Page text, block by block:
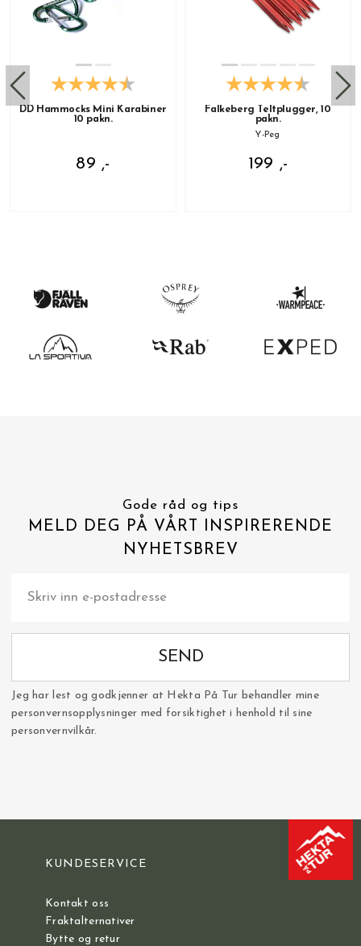
DD Hammocks Mini Karabiner
10 pakn.
89 ,-
Falkeberg Teltplugger, 10
pakn.
Y-Peg
199 ,-
Gode råd og tips
MELD DEG PÅ VÅRT INSPIRERENDE
NYHETSBREV
SEND
Jeg har lest og godkjenner at Hekta På Tur behandler mine
personvernsopplysninger med forsiktighet i henhold til sine
personvernvilkår.
KUNDESERVICE
Kontakt oss
Fraktalternativer
Bytte og retur